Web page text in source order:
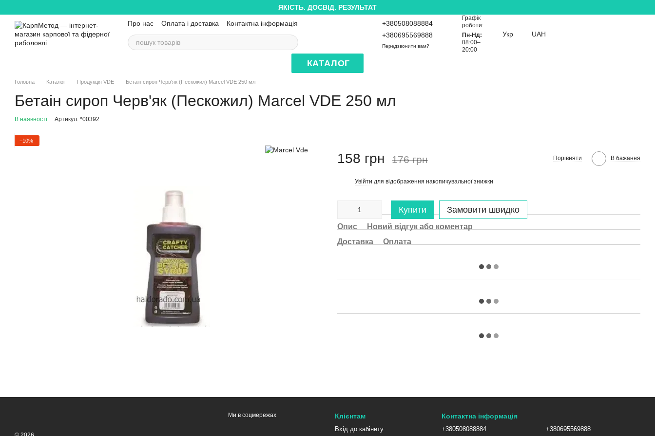
ЯКІСТЬ. ДОСВІД. РЕЗУЛЬТАТ
Про нас Оплата і доставка Контактна інформація
+380508088884
+380695569888
Передзвонити вам?
Графік
роботи:
Пн-Нд:
08:00–
20:00
Укр UAH
КАТАЛОГ
Головна Каталог Продукція VDE Бетаін сироп Черв'як (Пескожил) Marcel VDE 250 мл
Бетаін сироп Черв'як (Пескожил) Marcel VDE 250 мл
В наявності Артикул: *00392
−10%
158 грн 176 грн Порівняти В бажання
Увійти для відображення накопичувальної знижки
Купити Замовити швидко
Опис
Новий відгук або коментар
Доставка
Оплата
Ми в соцмережах Клієнтам
Вхід до кабінету
Контактна інформація
+380508088884 +380695569888